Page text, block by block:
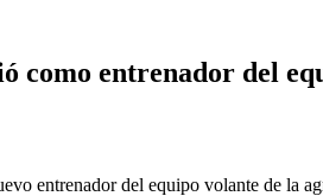
como entrenador del
entrenador del equipo volante de la